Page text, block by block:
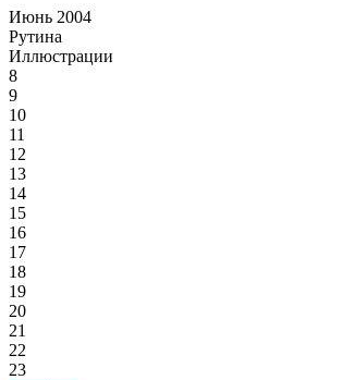
Июнь 2004
Рутина
Иллюстрации
8
9
10
11
12
13
14
15
16
17
18
19
20
21
22
23